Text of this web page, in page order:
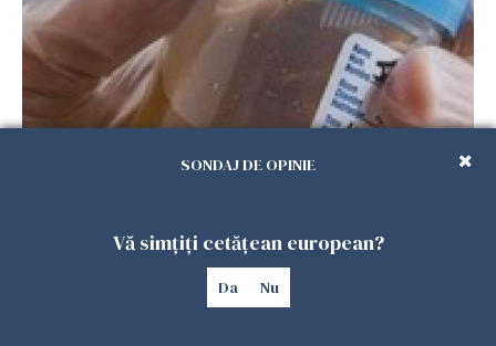
Nou test de urină, ajutor pentru bolnavii de
SONDAJ DE OPINIE
Vă simțiți cetățean european?
Da Nu